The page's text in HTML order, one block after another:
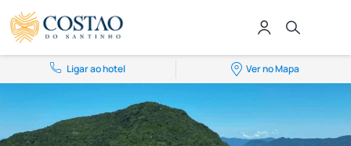
Ligar ao hotel Ver no Mapa